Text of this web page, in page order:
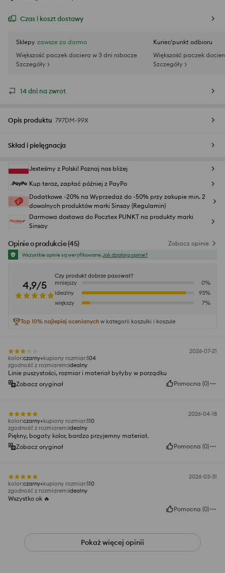
Czas i koszt dostawy
Sklepy zawsze za darmo
Większość paczek dociera w 3 dni robocze
Szczegóły >
Kurier/punkt odbioru
Większość paczek
Szczegóły >
14 dni na zwrot
Opis produktu 797DM-99X
Skład i pielęgnacja
Jesteśmy z Polski! Poznaj nas bliżej
Kup teraz, zapłać później z PayPo
Dodatkowe -20% na Wyprzedaż do -50% przy zakupie min. 2
dowolnych produktów marki Sinsay (Regulamin)
Darmowa dostawa do Pocztex PUNKT na produkty marki
Sinsay
Opinie o produkcie(45) Zobacz opinie
Wszystkie opinie są weryfikowane.Jak działają opinie?
4,9/5
Czy produkt dobrze pasował?
mniejszy
0%
idealny
93%
większy
7%
Top 10% najlepiej ocenianych w kategorii koszulki i koszule
2026-07-21
kolor:czarny kupiony rozmiar:104
zgodność z rozmiarem:idealny
Linie puszystości, rozmiar i materiał byłyby w porządku
Zobacz oryginał
Pomocna (0)
2026-04-18
kolor:czarny kupiony rozmiar:110
zgodność z rozmiarem:idealny
Piękny, bogaty kolor, bardzo przyjemny materiał.
Zobacz oryginał
Pomocna (0)
2026-03-31
kolor:czarny kupiony rozmiar:110
zgodność z rozmiarem:idealny
Wszystko ok 🔥
Pomocna (0)
Pokaż więcej opinii